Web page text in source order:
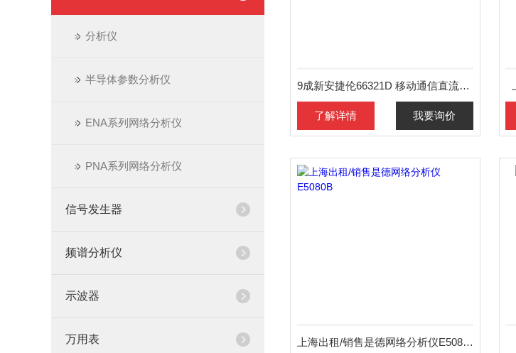
分析仪
半导体参数分析仪
ENA系列网络分析仪
PNA系列网络分析仪
信号发生器
频谱分析仪
示波器
万用表
9成新安捷伦66321D 移动通信直流电源
了解详情 我要询价
上海出租/销售是德网络分析仪E5080B